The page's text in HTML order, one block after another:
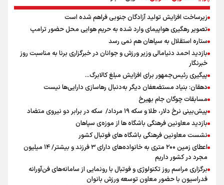
زیرساخت افزایش تولید آزادگان جنوبی فراهم شده است
تصویر رهگیری هواپیمای وارد شده به حریم هوایی محل حضور ترامپ
ستاره استقلال به سپاهان هم نمی رسد
بازدید احمد دنیامالی وزیر ورزش و جوانان در خبرگزاری برنا به مناسبت روز
خبرنگار
پیگیری رئیس‌جمهور برای افزایش مبلغ کالابرگ...
دهقان: بنیاد مستضعفان دیگر به‌دنبال رهاسازی دارایی‌ها نیست
مسابقات چوگان جام بهیرخ
پیش‌بینی نرخ دلار، طلا و سکه ۱۹ مرداد/ سکه در برابر دو نیروی متضاد
بازدید معاونین فرهنگی باشگاه ها از موزه‌ی سپاهان
نشست معاونین فرهنگی باشگاه های فوتبال کشور
اعطای زمین ۲۰۰ متری به خانواده‌های دارای ۳ فرزند و بیشتر/ ۱۴ میلیون
مجرد در کشور داریم
برگزاری مراسم روز تکنولوژی و فوتبال با رونمایی از سامانه‌های فن‌آورانه
فدراسیون با حضور معاون توسعه ورزش بانوان